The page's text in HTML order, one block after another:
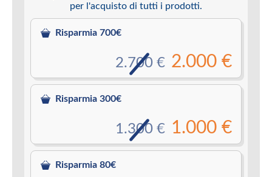
per l'acquisto di tutti i prodotti.
Risparmia 700€
2.000 €
2.700 €
Risparmia 300€
1.000 €
1.300 €
Risparmia 80€